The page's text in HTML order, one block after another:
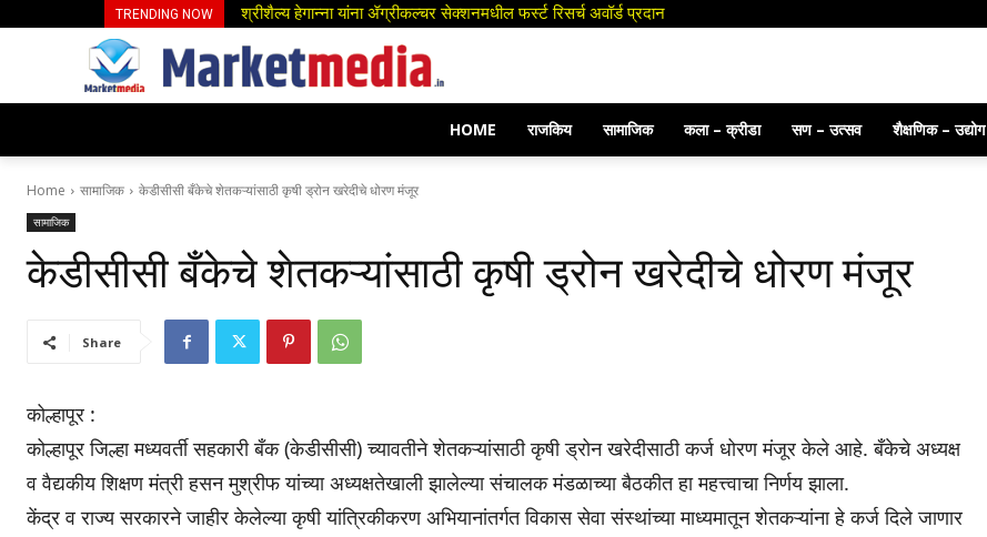
TRENDING NOW जिओने OTT-Pass ची व्याप्ती वाढवली
HOME राजकिय सामाजिक कला – क्रीडा सण – उत्सव शैक्षणिक – उद्योग
Home सामाजिक केडीसीसी बँकेचे शेतकऱ्यांसाठी कृषी ड्रोन खरेदीचे धोरण मंजूर
सामाजिक
केडीसीसी बँकेचे शेतकऱ्यांसाठी कृषी ड्रोन खरेदीचे धोरण मंजूर
Share
कोल्हापूर :
कोल्हापूर जिल्हा मध्यवर्ती सहकारी बँक (केडीसीसी) च्यावतीने शेतकऱ्यांसाठी कृषी ड्रोन खरेदीसाठी कर्ज धोरण मंजूर केले आहे. बँकेचे अध्यक्ष
व वैद्यकीय शिक्षण मंत्री हसन मुश्रीफ यांच्या अध्यक्षतेखाली झालेल्या संचालक मंडळाच्या बैठकीत हा महत्त्वाचा निर्णय झाला.
केंद्र व राज्य सरकारने जाहीर केलेल्या कृषी यांत्रिकीकरण अभियानांतर्गत विकास सेवा संस्थांच्या माध्यमातून शेतकऱ्यांना हे कर्ज दिले जाणार